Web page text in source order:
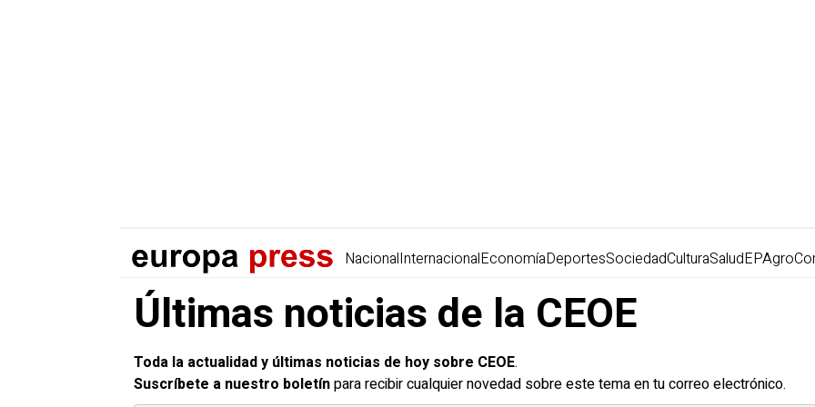
NacionalInternacionalEconomíaDeportesSociedadCulturaSaludEPAgro
Últimas noticias de la CEOE
Toda la actualidad y últimas noticias de hoy sobre CEOE.
Suscríbete a nuestro boletínpara recibir cualquier novedad sobre este tema en tu correo electrónico.